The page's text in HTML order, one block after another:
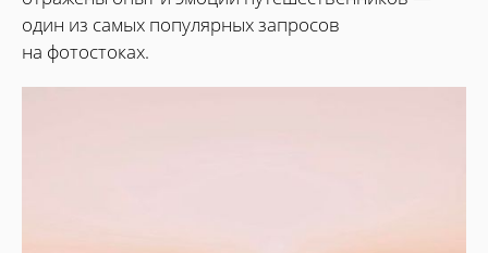
один из самых популярных запросов
на фотостоках.